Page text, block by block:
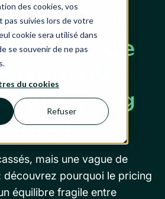
des cookies, vos
suivies lors de votre
cookie sera utilisé dans
se souvenir de ne pas
du cookies
Refuser
réduits,
audience
frustrée :
du pricing
mais une vague de
découvrez pourquoi le pricing
équilibre fragile entre